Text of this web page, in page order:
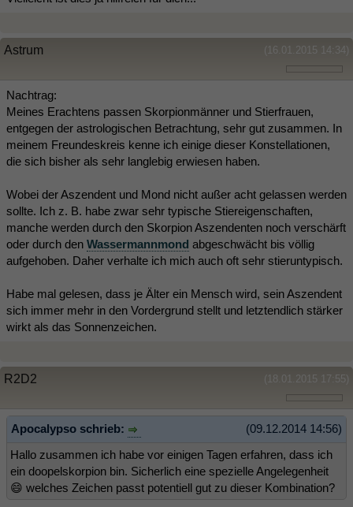
(16.01.2015 14:34)
Astrum
Nachtrag:
Meines Erachtens passen Skorpionmänner und Stierfrauen,
entgegen der astrologischen Betrachtung, sehr gut zusammen. In
meinem Freundeskreis kenne ich einige dieser Konstellationen,
die sich bisher als sehr langlebig erwiesen haben.
Wobei der Aszendent und Mond nicht außer acht gelassen werden
sollte. Ich z. B. habe zwar sehr typische Stiereigenschaften,
manche werden durch den Skorpion Aszendenten noch verschärft
oder durch den Wassermannmond abgeschwächt bis völlig
aufgehoben. Daher verhalte ich mich auch oft sehr stieruntypisch.
Habe mal gelesen, dass je Älter ein Mensch wird, sein Aszendent
sich immer mehr in den Vordergrund stellt und letztendlich stärker
wirkt als das Sonnenzeichen.
(18.01.2015 17:55)
R2D2
(09.12.2014 14:56)
Apocalypso schrieb:
Hallo zusammen ich habe vor einigen Tagen erfahren, dass ich
ein doopelskorpion bin. Sicherlich eine spezielle Angelegenheit
😄 welches Zeichen passt potentiell gut zu dieser Kombination?